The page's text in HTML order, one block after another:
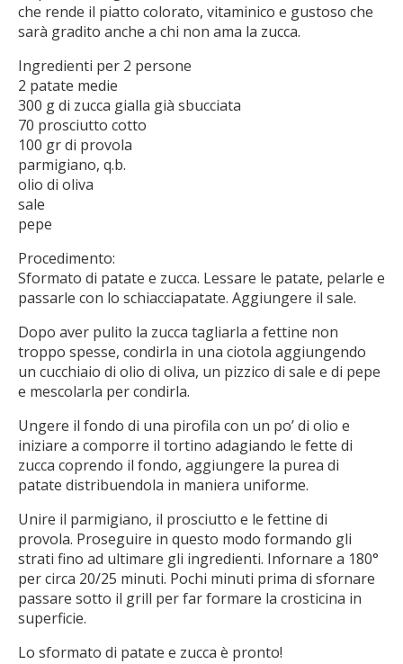
che rende il piatto colorato, vitaminico e gustoso che
sarà gradito anche a chi non ama la zucca.
Ingredienti per 2 persone
2 patate medie
300 g di zucca gialla già sbucciata
70 prosciutto cotto
100 gr di provola
parmigiano, q.b.
olio di oliva
sale
pepe
Procedimento:
Sformato di patate e zucca. Lessare le patate, pelarle e
passarle con lo schiacciapatate. Aggiungere il sale.
Dopo aver pulito la zucca tagliarla a fettine non
troppo spesse, condirla in una ciotola aggiungendo
un cucchiaio di olio di oliva, un pizzico di sale e di pepe
e mescolarla per condirla.
Ungere il fondo di una pirofila con un po’ di olio e
iniziare a comporre il tortino adagiando le fette di
zucca coprendo il fondo, aggiungere la purea di
patate distribuendola in maniera uniforme.
Unire il parmigiano, il prosciutto e le fettine di
provola. Proseguire in questo modo formando gli
strati fino ad ultimare gli ingredienti. Infornare a 180°
per circa 20/25 minuti. Pochi minuti prima di sfornare
passare sotto il grill per far formare la crosticina in
superficie.
Lo sformato di patate e zucca è pronto!